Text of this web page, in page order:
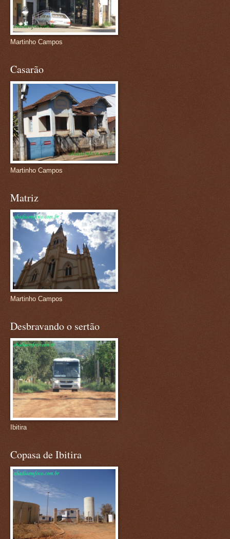
Martinho Campos
Casarão
Martinho Campos
Matriz
Martinho Campos
Desbravando o sertão
Ibitira
Copasa de Ibitira